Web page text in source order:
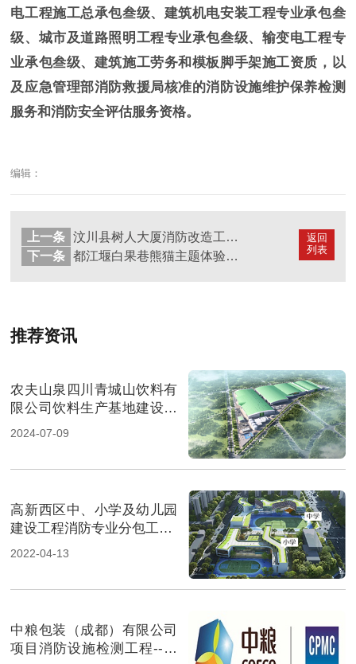
电工程施工总承包叁级、建筑机电安装工程专业承包叁
级、城市及道路照明工程专业承包叁级、输变电工程专
业承包叁级、建筑施工劳务和模板脚手架施工资质，以
及应急管理部消防救援局核准的消防设施维护保养检测
服务和消防安全评估服务资格。
编辑：
返回
列表
上一条
汶川县树人大厦消防改造工程项目--国晋消防改造案例
下一条
都江堰白果巷熊猫主题体验乐园装修消防改造项目--国晋消防改造案例
推荐资讯
农夫山泉四川青城山饮料有
限公司饮料生产基地建设项
目-国晋消防案例
2024-07-09
高新西区中、小学及幼儿园
建设工程消防专业分包工程-
四川国晋消防施工案例
2022-04-13
中粮包装（成都）有限公司
项目消防设施检测工程--国